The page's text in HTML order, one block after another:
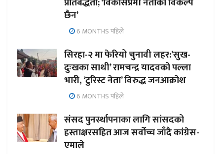
छैन’
6 MONTHS पहिले
सिरहा-२ मा फेरियो चुनावी लहर:’सुख-
दुःखका साथी’ रामचन्द्र यादवको पल्ला
भारी, ‘टुरिस्ट नेता’ विरुद्ध जनआक्रोश
6 MONTHS पहिले
संसद पुनर्स्थापनाका लागि सांसदको
हस्ताक्षरसहित आज सर्वोच्च जाँदै कांग्रेस-
एमाले